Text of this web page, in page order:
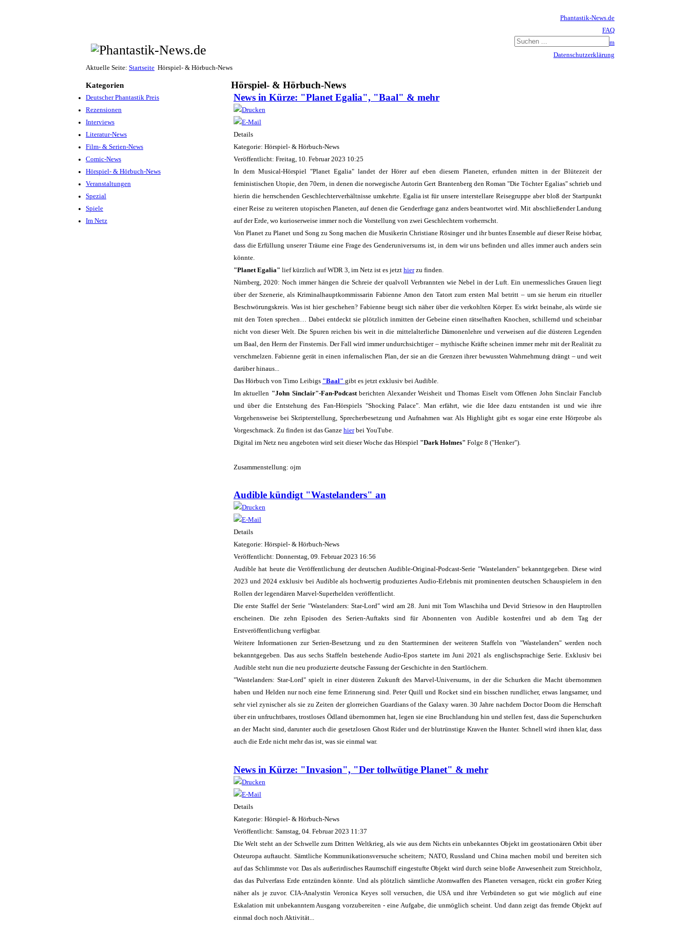
Phantastik-News.de
FAQ
Impressum
Datenschutzerklärung
Aktuelle Seite: Startseite Hörspiel- & Hörbuch-News
Kategorien
Deutscher Phantastik Preis
Rezensionen
Interviews
Literatur-News
Film- & Serien-News
Comic-News
Hörspiel- & Hörbuch-News
Veranstaltungen
Spezial
Spiele
Im Netz
Hörspiel- & Hörbuch-News
News in Kürze: "Planet Egalia", "Baal" & mehr
Details
Kategorie: Hörspiel- & Hörbuch-News
Veröffentlicht: Freitag, 10. Februar 2023 10:25
In dem Musical-Hörspiel "Planet Egalia" landet der Hörer auf eben diesem Planeten, erfunden mitten in der Blütezeit der
feministischen Utopie, den 70ern, in denen die norwegische Autorin Gert Brantenberg den Roman "Die Töchter Egalias" schrieb und
hierin die herrschenden Geschlechterverhältnisse umkehrte. Egalia ist für unsere interstellare Reisegruppe aber bloß der Startpunkt
einer Reise zu weiteren utopischen Planeten, auf denen die Genderfrage ganz anders beantwortet wird. Mit abschließender Landung
auf der Erde, wo kurioserweise immer noch die Vorstellung von zwei Geschlechtern vorherrscht.
Von Planet zu Planet und Song zu Song machen die Musikerin Christiane Rösinger und ihr buntes Ensemble auf dieser Reise hörbar,
dass die Erfüllung unserer Träume eine Frage des Genderuniversums ist, in dem wir uns befinden und alles immer auch anders sein
könnte.
"Planet Egalia" lief kürzlich auf WDR 3, im Netz ist es jetzt hierzu finden.
Nürnberg, 2020: Noch immer hängen die Schreie der qualvoll Verbrannten wie Nebel in der Luft. Ein unermessliches Grauen liegt
über der Szenerie, als Kriminalhauptkommissarin Fabienne Amon den Tatort zum ersten Mal betritt – um sie herum ein ritueller
Beschwörungskreis. Was ist hier geschehen? Fabienne beugt sich näher über die verkohlten Körper. Es wirkt beinahe, als würde sie
mit den Toten sprechen… Dabei entdeckt sie plötzlich inmitten der Gebeine einen rätselhaften Knochen, schillernd und scheinbar
nicht von dieser Welt. Die Spuren reichen bis weit in die mittelalterliche Dämonenlehre und verweisen auf die düsteren Legenden
um Baal, den Herrn der Finsternis. Der Fall wird immer undurchsichtiger – mythische Kräfte scheinen immer mehr mit der Realität zu
verschmelzen. Fabienne gerät in einen infernalischen Plan, der sie an die Grenzen ihrer bewussten Wahrnehmung drängt – und weit
darüber hinaus...
Das Hörbuch von Timo Leibigs "Baal" gibt es jetzt exklusiv bei Audible.
Im aktuellen "John Sinclair"-Fan-Podcastberichten Alexander Weisheit und Thomas Eiselt vom Offenen John Sinclair Fanclub
und über die Entstehung des Fan-Hörspiels "Shocking Palace". Man erfährt, wie die Idee dazu entstanden ist und wie ihre
Vorgehensweise bei Skripterstellung, Sprecherbesetzung und Aufnahmen war. Als Highlight gibt es sogar eine erste Hörprobe als
Vorgeschmack. Zu finden ist das Ganze hierbei YouTube.
Digital im Netz neu angeboten wird seit dieser Woche das Hörspiel "Dark Holmes" Folge 8 ("Henker").
Zusammenstellung: ojm
Audible kündigt "Wastelanders" an
Details
Kategorie: Hörspiel- & Hörbuch-News
Veröffentlicht: Donnerstag, 09. Februar 2023 16:56
Audible hat heute die Veröffentlichung der deutschen Audible-Original-Podcast-Serie "Wastelanders" bekanntgegeben. Diese wird
2023 und 2024 exklusiv bei Audible als hochwertig produziertes Audio-Erlebnis mit prominenten deutschen Schauspielern in den
Rollen der legendären Marvel-Superhelden veröffentlicht.
Die erste Staffel der Serie "Wastelanders: Star-Lord" wird am 28. Juni mit Tom Wlaschiha und Devid Striesow in den Hauptrollen
erscheinen. Die zehn Episoden des Serien-Auftakts sind für Abonnenten von Audible kostenfrei und ab dem Tag der
Erstveröffentlichung verfügbar.
Weitere Informationen zur Serien-Besetzung und zu den Startterminen der weiteren Staffeln von "Wastelanders" werden noch
bekanntgegeben. Das aus sechs Staffeln bestehende Audio-Epos startete im Juni 2021 als englischsprachige Serie. Exklusiv bei
Audible steht nun die neu produzierte deutsche Fassung der Geschichte in den Startlöchern.
"Wastelanders: Star-Lord" spielt in einer düsteren Zukunft des Marvel-Universums, in der die Schurken die Macht übernommen
haben und Helden nur noch eine ferne Erinnerung sind. Peter Quill und Rocket sind ein bisschen rundlicher, etwas langsamer, und
sehr viel zynischer als sie zu Zeiten der glorreichen Guardians of the Galaxy waren. 30 Jahre nachdem Doctor Doom die Herrschaft
über ein unfruchtbares, trostloses Ödland übernommen hat, legen sie eine Bruchlandung hin und stellen fest, dass die Superschurken
an der Macht sind, darunter auch die gesetzlosen Ghost Rider und der blutrünstige Kraven the Hunter. Schnell wird ihnen klar, dass
auch die Erde nicht mehr das ist, was sie einmal war.
News in Kürze: "Invasion", "Der tollwütige Planet" & mehr
Details
Kategorie: Hörspiel- & Hörbuch-News
Veröffentlicht: Samstag, 04. Februar 2023 11:37
Die Welt steht an der Schwelle zum Dritten Weltkrieg, als wie aus dem Nichts ein unbekanntes Objekt im geostationären Orbit über
Osteuropa auftaucht. Sämtliche Kommunikationsversuche scheitern; NATO, Russland und China machen mobil und bereiten sich
auf das Schlimmste vor. Das als außerirdisches Raumschiff eingestufte Objekt wird durch seine bloße Anwesenheit zum Streichholz,
das das Pulverfass Erde entzünden könnte. Und als plötzlich sämtliche Atomwaffen des Planeten versagen, rückt ein großer Krieg
näher als je zuvor. CIA-Analystin Veronica Keyes soll versuchen, die USA und ihre Verbündeten so gut wie möglich auf eine
Eskalation mit unbekanntem Ausgang vorzubereiten - eine Aufgabe, die unmöglich scheint. Und dann zeigt das fremde Objekt auf
einmal doch noch Aktivität...